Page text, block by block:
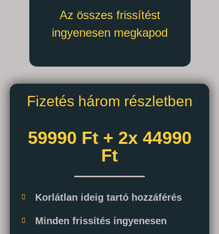
Az összes frissítést
ingyenesen megkapod
Fizetés három részletben
59990 Ft + 2x 44990
Ft
Korlátlan ideig tartó hozzáférés
Minden frissítés ingyenesen